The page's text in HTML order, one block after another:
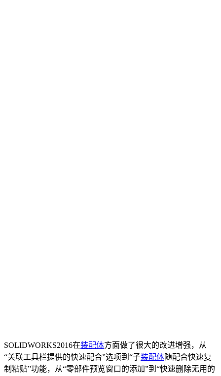
SOLIDWORKS2016在装配体方面做了很大的改进增强，从
“关联工具栏提供的快速配合”选项到“子装配体随配合快速复
制粘贴”功能，从“零部件预览窗口的添加”到“快速删除无用的